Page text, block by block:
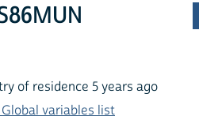
of residence 5 years ago
variables list